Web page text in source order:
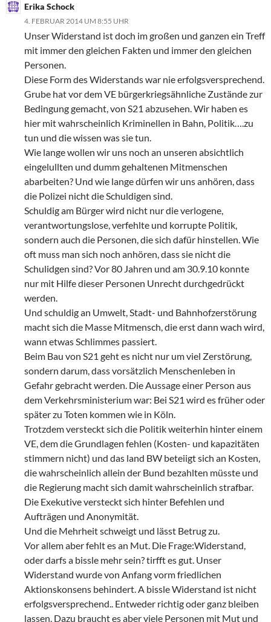
Erika Schock
4. FEBRUAR 2014 UM 8:55 UHR
Unser Widerstand ist doch im großen und ganzen ein Treff
mit immer den gleichen Fakten und immer den gleichen
Personen.
Diese Form des Widerstands war nie erfolgsversprechend.
Grube hat vor dem VE bürgerkriegsähnliche Zustände zur
Bedingung gemacht, von S21 abzusehen. Wir haben es
hier mit wahrscheinlich Kriminellen in Bahn, Politik….zu
tun und die wissen was sie tun.
Wie lange wollen wir uns noch an unseren absichtlich
eingelullten und dumm gehaltenen Mitmenschen
abarbeiten? Und wie lange dürfen wir uns anhören, dass
die Polizei nicht die Schuldigen sind.
Schuldig am Bürger wird nicht nur die verlogene,
verantwortungslose, verfehlte und korrupte Politik,
sondern auch die Personen, die sich dafür hinstellen. Wie
oft muss man sich noch anhören, dass sie nicht die
Schulidgen sind? Vor 80 Jahren und am 30.9.10 konnte
nur mit Hilfe dieser Personen Unrecht durchgedrückt
werden.
Und schuldig an Umwelt, Stadt- und Bahnhofzerstörung
macht sich die Masse Mitmensch, die erst dann wach wird,
wann etwas Schlimmes passiert.
Beim Bau von S21 geht es nicht nur um viel Zerstörung,
sondern darum, dass vorsätzlich Menschenleben in
Gefahr gebracht werden. Die Aussage einer Person aus
dem Verkehrsministerium war: Bei S21 wird es früher oder
später zu Toten kommen wie in Köln.
Trotzdem versteckt sich die Politik weiterhin hinter einem
VE, dem die Grundlagen fehlen (Kosten- und kapazitäten
stimmern nicht) und das land BW beteiigt sich an Kosten,
die wahrscheinlich allein der Bund bezahlten müsste und
die Regierung macht sich damit wahrscheinlich strafbar.
Die Exekutive versteckt sich hinter Befehlen und
Aufträgen und Anonymität.
Und die Mehrheit schweigt und lässt Betrug zu.
Vor allem aber fehlt es an Mut. Die Frage:Widerstand,
oder darfs a bissle mehr sein? tirfft es gut. Unser
Widerstand wurde von Anfang vorm friedlichen
Aktionskonsens behindert. A bissle Widerstand ist nicht
erfolgsversprechend.. Entweder richtig oder ganz bleiben
lassen. Dazu braucht es aber viele Personen mit Mut und